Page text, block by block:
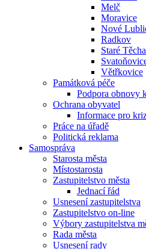
Melč
Moravice
Nové
Radkov
Staré
Větřkovice
Památková péče
Podpora obnovy
Ochrana obyvatel
Informace pro
Práce na úřadě
Politická reklama
Samospráva
Starosta města
Místostarosta
Zastupitelstvo města
Jednací řád
Usnesení zastupitelstva
Zastupitelstvo on-line
Výbory zastupitelstva
Rada města
Usnesení rady